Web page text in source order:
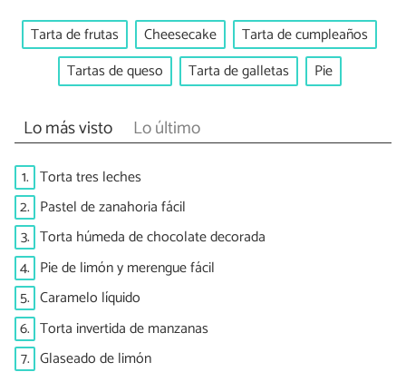
Tarta de frutas Cheesecake
Tarta de cumpleaños
Tartas de queso
Tarta de galletas Pie
Lo más visto Lo último
1. Torta tres leches
2. Pastel de zanahoria fácil
3. Torta húmeda de chocolate decorada
4. Pie de limón y merengue fácil
5. Caramelo líquido
6. Torta invertida de manzanas
7. Glaseado de limón